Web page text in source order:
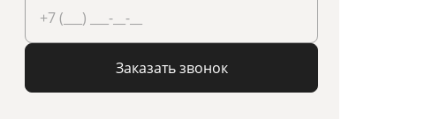
Заказать звонок